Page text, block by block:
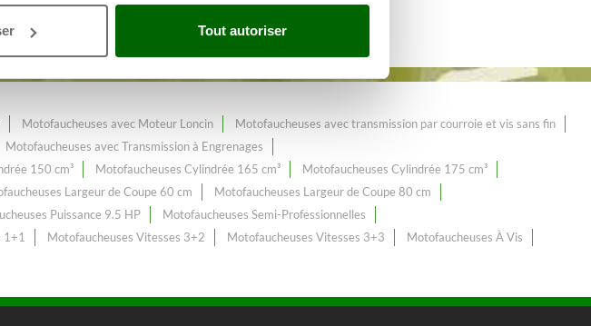
Tout autoriser
Motofaucheuses avec Moteur Loncin
Motofaucheuses avec transmission par courroie et vis sans fin
Motofaucheuses avec Transmission à Engrenages
150 cm³ Motofaucheuses Cylindrée 165 cm³
Motofaucheuses Cylindrée 175 cm³
Largeur de Coupe 60 cm
Motofaucheuses Largeur de Coupe 80 cm
Puissance 9.5 HP
Motofaucheuses Semi-Professionnelles
1+1 Motofaucheuses Vitesses 3+2 Motofaucheuses Vitesses 3+3
Motofaucheuses À Vis